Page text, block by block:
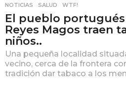
NOTICIAS ,SALUD ,WTF!
El pueblo
Reyes Magos traen
niños..
Una pequeña localidad
vecino, cerca de la frontera
tradición dar tabaco a los